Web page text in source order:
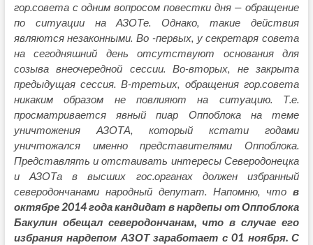
гор.совета с одним вопросом повестки дня — обращение
по ситуации на АЗОТе. Однако, такие действия
являются незаконными. Во -первых, у секретаря совета
на сегодняшний день отсутствуют основания для
созыва внеочередной сессии. Во-вторых, не закрыта
предыдущая сессия. В-третьих, обращения гор.совета
никаким образом не повлияют на ситуацию. Т.е.
просматривается явный пиар Оппоблока на теме
уничтожения АЗОТА, который кстати годами
уничтожался именно представителями Оппоблока.
Представлять и отстаивать интересы Северодонецка
и АЗОТа в высших гос.органах должен избранный
северодончанами народный депутат. Напомню, чтов
октябре 2014 года кандидат в нардепы от Оппоблока
Бакулин обещал северодончанам, что в случае его
избрания нардепом АЗОТ заработает с 01 ноября. С